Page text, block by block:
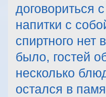
договориться
напитки с
спиртного нет
было, гостей
несколько
остался в